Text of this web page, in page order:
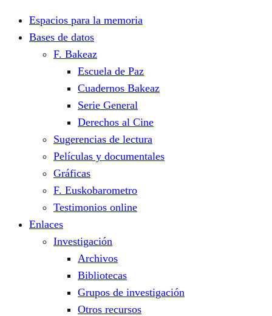
Espacios para la memoria
Bases de datos
F. Bakeaz
Escuela de Paz
Cuadernos Bakeaz
Serie General
Derechos al Cine
Sugerencias de lectura
Películas y documentales
Gráficas
F. Euskobarometro
Testimonios online
Enlaces
Investigación
Archivos
Bibliotecas
Grupos de investigación
Otros recursos